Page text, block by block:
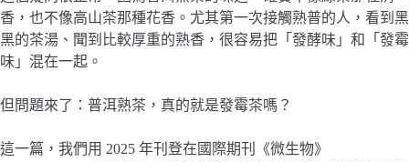
香，也不像高山茶那種花香。尤其第一次接觸熟普的人，看到黑
黑的茶湯、聞到比較厚重的熟香，很容易把「發酵味」和「發霉
味」混在一起。
但問題來了：普洱熟茶，真的就是發霉茶嗎？
這一篇，我們用 2025 年刊登在國際期刊《微生物》